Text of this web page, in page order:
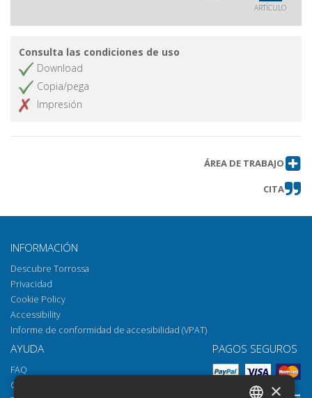
ARTÍCULO
Consulta las condiciones de uso
Download
Copia/pega
Impresión
ÁREA DE TRABAJO
CITA
INFORMACIÓN
Descubre Torrossa
Privacidad
Cookie Policy
Accessibility
Informe de conformidad de accesibilidad (VPAT)
AYUDA
FAQ
Cómo abrir los archivos
PAGOS SEGUROS
×